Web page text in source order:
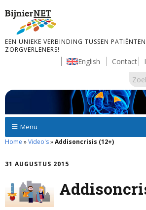
EEN UNIEKE VERBINDING TUSSEN
ZORGVERLENERS!
English Contact
Menu
Home »Video's»Addisoncrisis (12+)
31 AUGUSTUS 2015